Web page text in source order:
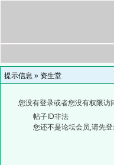
提示信息 » 资生堂
您没有登录或者您没有权限访
帖子ID非法
您还不是论坛会员,请先